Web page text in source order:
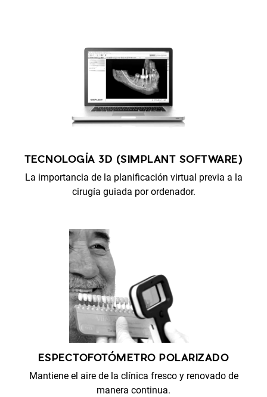
TECNOLOGÍA 3D (SIMPLANT SOFTWARE)
La importancia de la planificación virtual previa a la
cirugía guiada por ordenador.
ESPECTOFOTÓMETRO POLARIZADO
Mantiene el aire de la clínica fresco y renovado de
manera continua.